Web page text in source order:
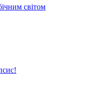
світом